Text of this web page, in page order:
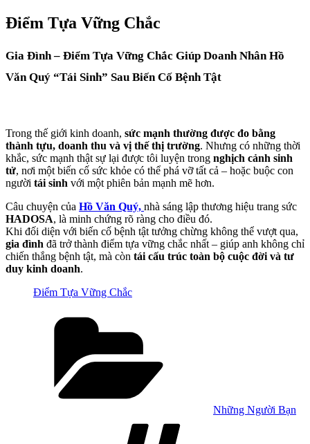
Điểm Tựa Vững Chắc
Gia Đình – Điểm Tựa Vững Chắc Giúp Doanh Nhân Hồ
Văn Quý “Tái Sinh” Sau Biến Cố Bệnh Tật
Trong thế giới kinh doanh, sức mạnh thường được đo bằng
thành tựu, doanh thu và vị thế thị trường. Nhưng có những thời
khắc, sức mạnh thật sự lại được tôi luyện trong nghịch cảnh sinh
tử, nơi một biến cố sức khỏe có thể phá vỡ tất cả – hoặc buộc con
người tái sinh với một phiên bản mạnh mẽ hơn.
Câu chuyện của Hồ Văn Quý, nhà sáng lập thương hiệu trang sức
HADOSA, là minh chứng rõ ràng cho điều đó.
Khi đối diện với biến cố bệnh tật tưởng chừng không thể vượt qua,
gia đình đã trở thành điểm tựa vững chắc nhất – giúp anh không chỉ
chiến thắng bệnh tật, mà còn tái cấu trúc toàn bộ cuộc đời và tư
duy kinh doanh.
Điểm Tựa Vững Chắc
Những Người Bạn